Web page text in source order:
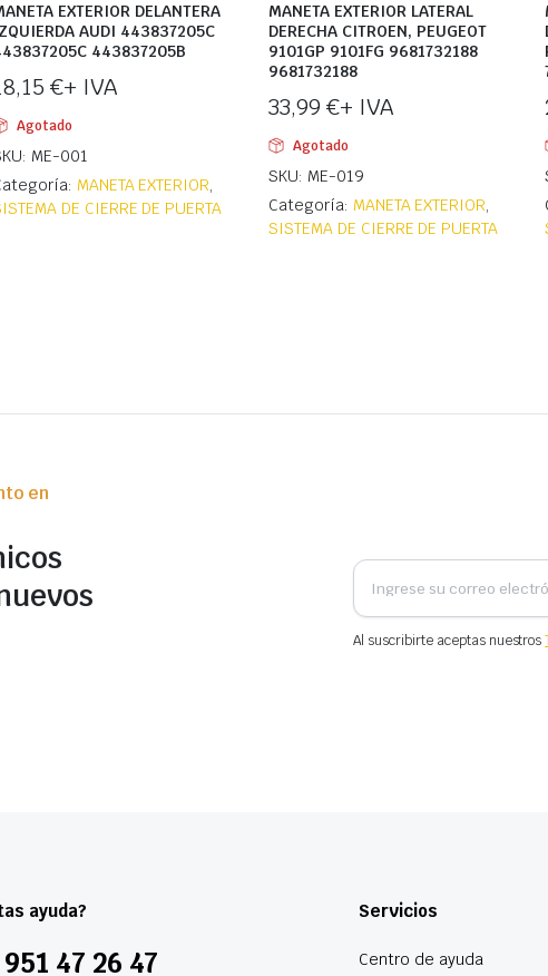
EXTERIOR DELANTERA
AUDI 443837205C
443837205B
€+ IVA
Agotado
ME-001
MANETA EXTERIOR,
DE CIERRE DE PUERTA
MANETA EXTERIOR LATERAL
DERECHA CITROEN, PEUGEOT
9101GP 9101FG 9681732188
9681732188
33,99 €+ IVA
Agotado
SKU: ME-019
Categoría: MANETA EXTERIOR,
SISTEMA DE CIERRE DE PUERTA
en
Al suscribirte aceptas nuestros
ayuda?
47 26 47
Servicios
Centro de ayuda